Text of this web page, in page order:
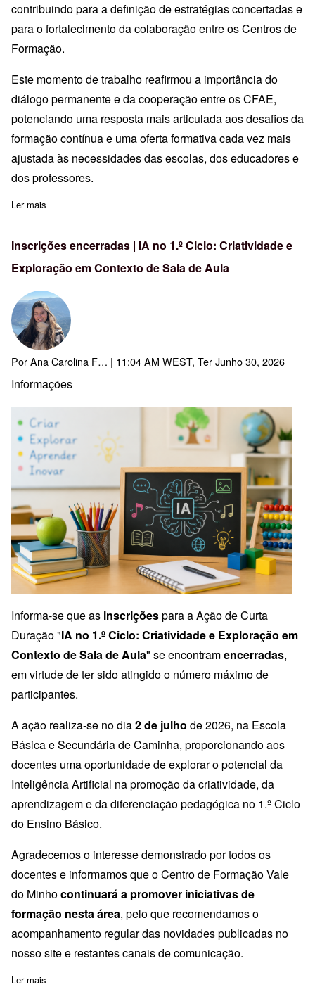
contribuindo para a definição de estratégias concertadas e
para o fortalecimento da colaboração entre os Centros de
Formação.
Este momento de trabalho reafirmou a importância do
diálogo permanente e da cooperação entre os CFAE,
potenciando uma resposta mais articulada aos desafios da
formação contínua e uma oferta formativa cada vez mais
ajustada às necessidades das escolas, dos educadores e
dos professores.
Ler mais
Inscrições encerradas | IA no 1.º Ciclo: Criatividade e
Exploração em Contexto de Sala de Aula
PorAna Carolina F… | 11:04 AM WEST, Ter Junho 30, 2026
Informações
Informa-se que as inscriçõespara a Ação de Curta
Duração "IA no 1.º Ciclo: Criatividade e Exploração em
Contexto de Sala de Aula" se encontramencerradas,
em virtude de ter sido atingido o número máximo de
participantes.
A ação realiza-se no dia2 de julho de 2026, na Escola
Básica e Secundária de Caminha, proporcionando aos
docentes uma oportunidade de explorar o potencial da
Inteligência Artificial na promoção da criatividade, da
aprendizagem e da diferenciação pedagógica no 1.º Ciclo
do Ensino Básico.
Agradecemos o interesse demonstrado por todos os
docentes e informamos que o Centro de Formação Vale
do Minhocontinuará a promover iniciativas de
formação nesta área, pelo que recomendamos o
acompanhamento regular das novidades publicadas no
nosso site e restantes canais de comunicação.
Ler mais